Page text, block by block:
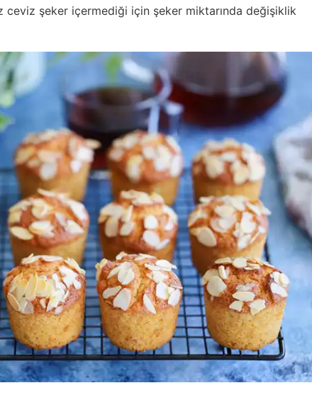
ceviz şeker içermediği için şeker miktarında değişiklik